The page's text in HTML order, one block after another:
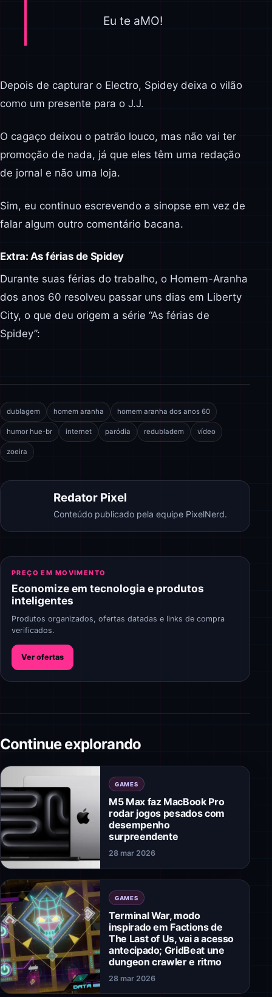
Eu te aMO!
Depois de capturar o Electro, Spidey deixa o vilão
como um presente para o J.J.
O cagaço deixou o patrão louco, mas não vai ter
promoção de nada, já que eles têm uma redação
de jornal e não uma loja.
Sim, eu continuo escrevendo a sinopse em vez de
falar algum outro comentário bacana.
Extra: As férias de Spidey
Durante suas férias do trabalho, o Homem-Aranha
dos anos 60 resolveu passar uns dias em Liberty
City, o que deu origem a série “As férias de
Spidey”:
dublagem homem aranha homem aranha dos anos 60
humor hue-br internet paródia redubladem vídeo
zoeira
Redator Pixel
Conteúdo publicado pela equipe PixelNerd.
PREÇO EM MOVIMENTO
Economize em tecnologia e produtos
inteligentes
Produtos organizados, ofertas datadas e links de compra
verificados.
Ver ofertas
Continue explorando
GAMES
M5 Max faz MacBook Pro
rodar jogos pesados com
desempenho
surpreendente
28 mar 2026
GAMES
Terminal War, modo
inspirado em Factions de
The Last of Us, vai a acesso
antecipado; GridBeat une
dungeon crawler e ritmo
28 mar 2026